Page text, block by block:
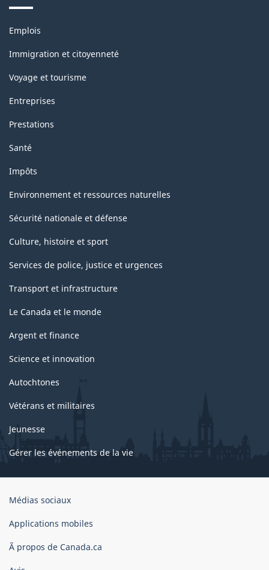
Thèmes
sujets
Emplois
Immigration et citoyenneté
Voyage et tourisme
Entreprises
Prestations
Santé
Impôts
Environnement et ressources naturelles
Sécurité nationale et défense
Culture, histoire et sport
Services de police, justice et urgences
Transport et infrastructure
Le Canada et le monde
Argent et finance
Science et innovation
Autochtones
Vétérans et militaires
Jeunesse
Gérer les événements de la vie
Organisation
gouvernement
Canada
Médias sociaux
Applications mobiles
Ã propos de Canada.ca